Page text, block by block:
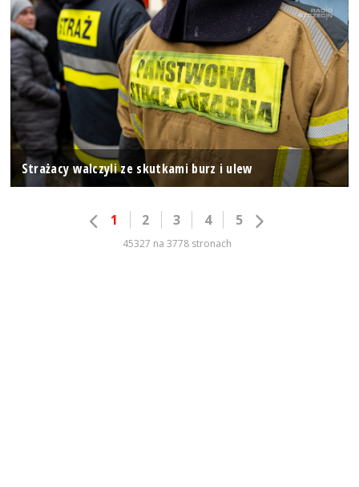
Strażacy walczyli ze skutkami burz i ulew
1 2 3 4 5
45327 na 3778 stronach